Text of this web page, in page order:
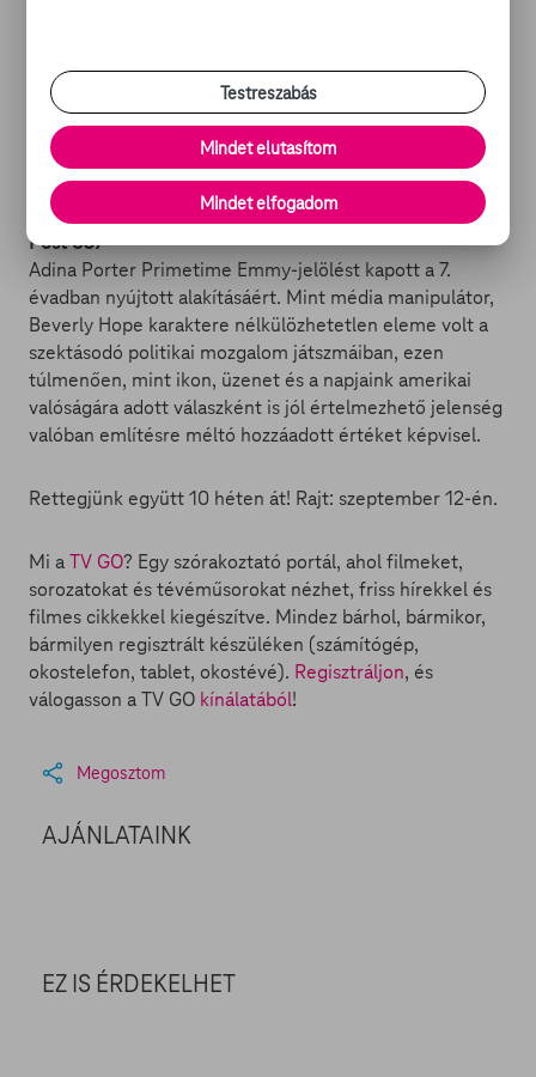
mellett látni, mint Kathy Bates, Jessica Lange, Frances
Conroy vagy éppen Denis O’Hare, s mivel közülük
többen is szerepeltek az összeházasított évadokban, így
esélyes, hogy most is ott lesznek. De vajon milyen
szerepben?
Post S07
Adina Porter Primetime Emmy-jelölést kapott a 7.
évadban nyújtott alakításáért. Mint média manipulátor,
Beverly Hope karaktere nélkülözhetetlen eleme volt a
szektásodó politikai mozgalom játszmáiban, ezen
túlmenően, mint ikon, üzenet és a napjaink amerikai
valóságára adott válaszként is jól értelmezhető jelenség
valóban említésre méltó hozzáadott értéket képvisel.
Rettegjünk együtt 10 héten át! Rajt: szeptember 12-én.
Mi aTV GO? Egy szórakoztató portál, ahol filmeket,
sorozatokat és tévéműsorokat nézhet, friss hírekkel és
filmes cikkekkel kiegészítve. Mindez bárhol, bármikor,
bármilyen regisztrált készüléken (számítógép,
okostelefon, tablet, okostévé). Regisztráljon, és
válogasson a TV GO kínálatából!
Megosztom
AJÁNLATAINK
EZ IS ÉRDEKELHET
Testreszabás
Mindet elutasítom
Mindet elfogadom